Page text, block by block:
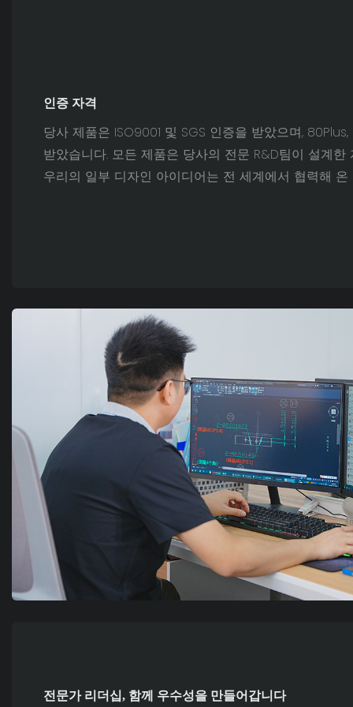
인증 자격
당사 제품은 ISO9001 및 SGS 인증을 받았으며, 80Plus,
받았습니다. 모든 제품은 당사의 전문 R&D팀이 설계한
우리의 일부 디자인 아이디어는 전 세계에서 협력해
전문가 리더십, 함께 우수성을 만들어갑니다